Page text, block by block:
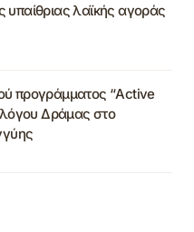
υπαίθριας λαϊκής αγοράς
προγράμματος “Active
Δράμας στο